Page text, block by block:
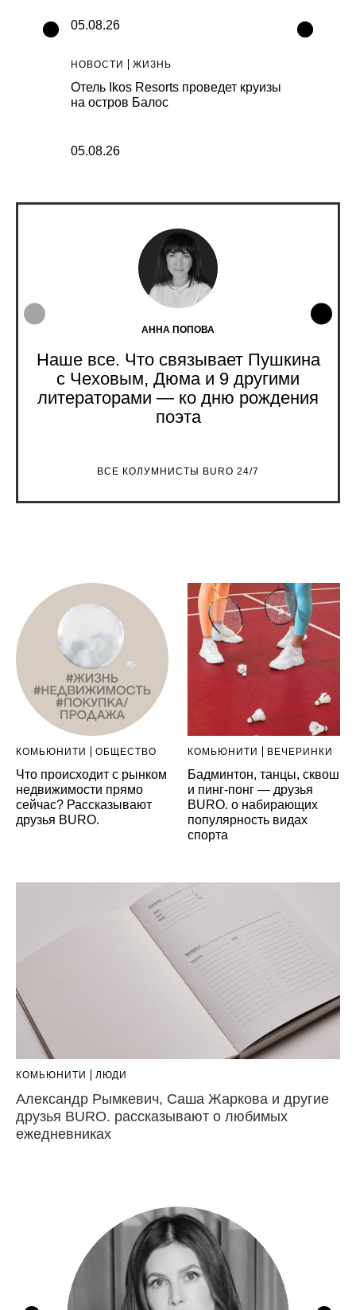
05.08.26
НОВОСТИ ЖИЗНЬ
Отель Ikos Resorts проведет круизы
на остров Балос
05.08.26
05.08.26
АННА ПОПОВА
Наше все. Что связывает Пушкина
с Чеховым, Дюма и 9 другими
литераторами — ко дню рождения
поэта
ВСЕ КОЛУМНИСТЫ BURO 24/7
КОМЬЮНИТИ ОБЩЕСТВО
Что происходит с рынком
недвижимости прямо
сейчас? Рассказывают
друзья BURO.
КОМЬЮНИТИ ВЕЧЕРИНКИ
Бадминтон, танцы, сквош
и пинг-понг — друзья
BURO. о набирающих
популярность видах
спорта
КОМЬЮНИТИ ЛЮДИ
Александр Рымкевич, Саша Жаркова и другие
друзья BURO. рассказывают о любимых
ежедневниках